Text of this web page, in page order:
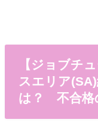
【ジョブチ
スエリア
は？ 不合格